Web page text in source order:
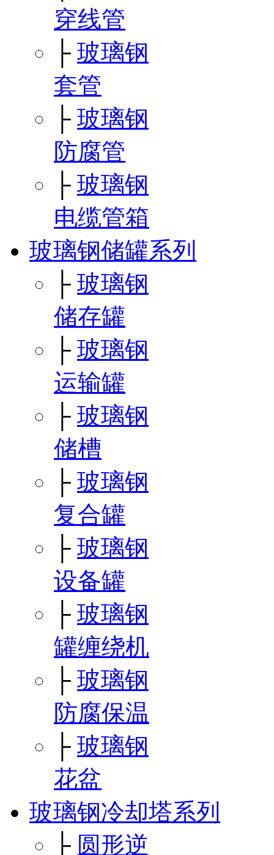
穿线管
├ 玻璃钢
套管
├ 玻璃钢
防腐管
├ 玻璃钢
电缆管箱
玻璃钢储罐系列
├ 玻璃钢
储存罐
├ 玻璃钢
运输罐
├ 玻璃钢
储槽
├ 玻璃钢
复合罐
├ 玻璃钢
设备罐
├ 玻璃钢
罐缠绕机
├ 玻璃钢
防腐保温
├ 玻璃钢
花盆
玻璃钢冷却塔系列
├ 圆形逆